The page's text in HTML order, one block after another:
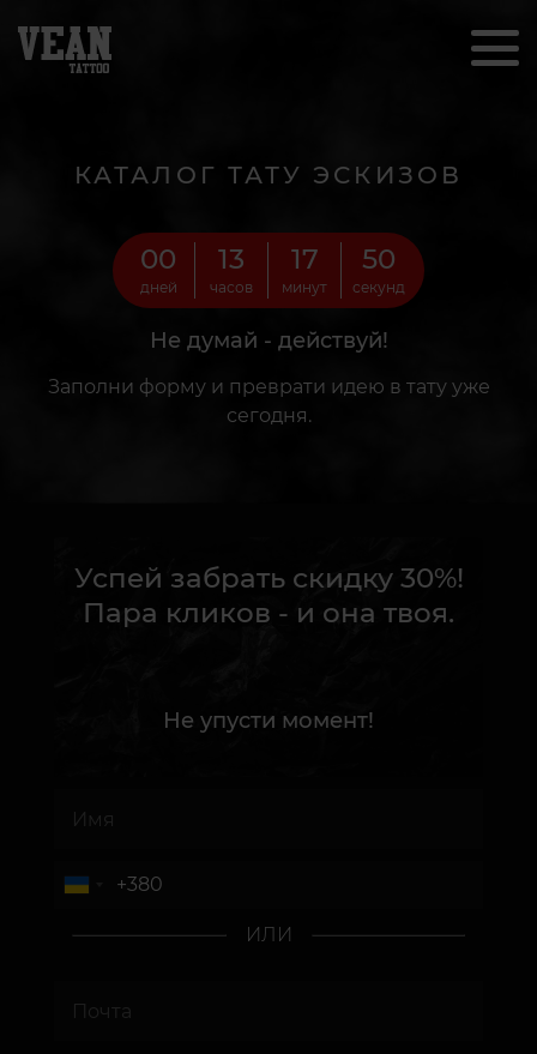
КАТАЛОГ ТАТУ ЭСКИЗОВ
00
дней
13
часов
17
минут
48
секунд
Не думай - действуй!
Заполни форму и преврати идею в тату уже
сегодня.
Успей забрать скидку 30%!
Пара кликов - и она твоя.
Не упусти момент!
ИЛИ